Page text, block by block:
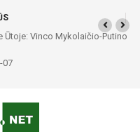
Ūtoje: Vinco Mykolaičio-Putino
puodelių šiluma
07